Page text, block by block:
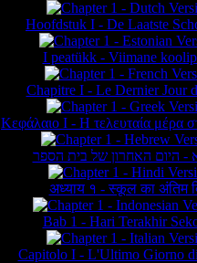
Hoofdstuk I - De Laatste
I peatükk - Viimane
Chapitre I - Le Dernier Jour
Κεφάλαιο Ι - Η τελευταία μέρα
- היום האחרון של בית הספר
अध्याय १ - स्कूल का अंतिम
Bab 1 - Hari Terakhir
Capitolo I - L'Ultimo Giorno